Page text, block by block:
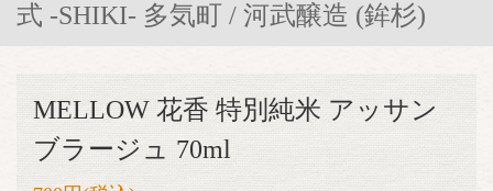
式 -SHIKI- 多気町 / 河武醸造 (鉾杉)
MELLOW 花香 特別純米 アッサン
ブラージュ 70ml